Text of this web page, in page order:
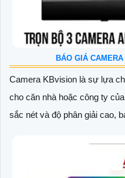
BÁO GIÁ
Camera KBvision là sự lựa
cho căn nhà hoặc công ty
sắc nét và độ phân giải cao,